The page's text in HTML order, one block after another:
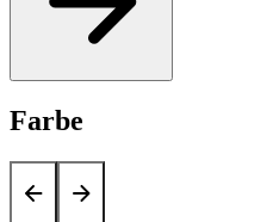
Farbe